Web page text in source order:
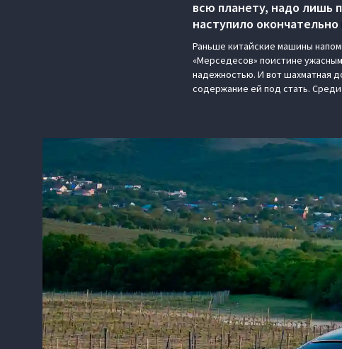
всю планету, надо лишь
наступило
Раньше китайские машины
«Мерседесов» поистине
надежностью. И вот шахматная
содержание ей под стать.